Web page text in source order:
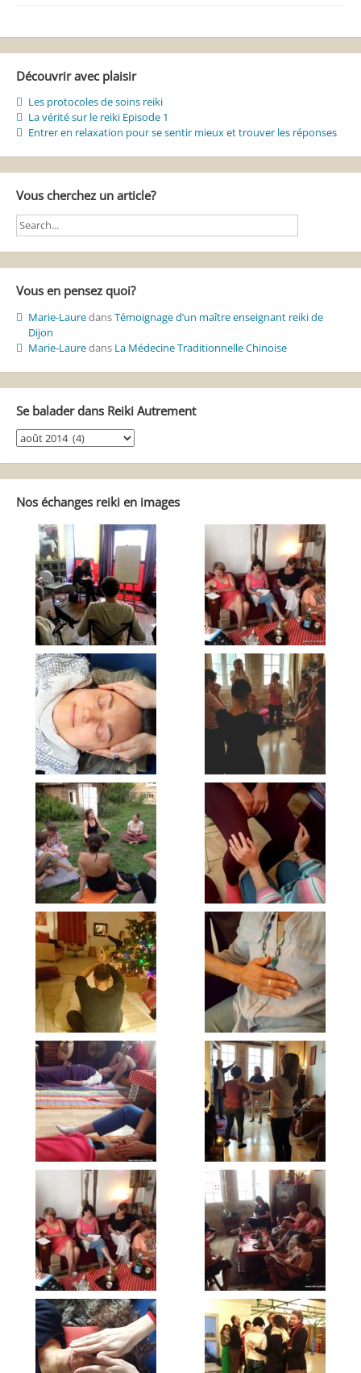
Découvrir avec plaisir
Les protocoles de soins reiki
La vérité sur le reiki Episode 1
Entrer en relaxation pour se sentir mieux et trouver les réponses
Vous cherchez un article?
Vous en pensez quoi?
Marie-LauredansTémoignage d’un maître enseignant reiki de
Dijon
Marie-Lauredans La Médecine Traditionnelle Chinoise
Se balader dans Reiki Autrement
Se
balader
dans
Reiki
Autrement
Nos échanges reiki en images